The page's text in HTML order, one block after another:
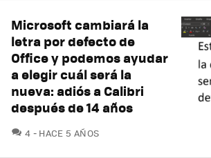
Microsoft cambiará la
letra por defecto de
Office y podemos ayudar
a elegir cuál será la
nueva: adiós a Calibri
después de 14 años
4 COMENTARIOS
HACE 5 AÑOS